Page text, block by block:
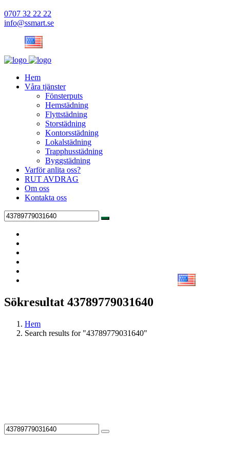
0707 32 22 22
info@ssmart.se
Hem
Våra tjänster
Fönsterputs
Hemstädning
Flyttstädning
Storstädning
Kontorsstädning
Lokalstädning
Trapphusstädning
Byggstädning
Varför anlita oss?
RUT AVDRAG
Om oss
Kontakta oss
Sökresultat 43789779031640
Hem
Search results for "43789779031640"